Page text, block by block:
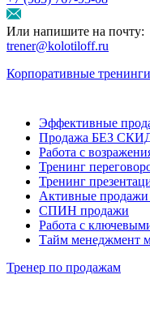
Или напишите на почту:
trener@kolotiloff.ru
Корпоративные тренинги
Эффективные
Продажа БЕЗ
Работа с
Тренинг
Тренинг
Активные продажи
СПИН продажи
Работа с
Тайм менеджмент
Тренер по продажам